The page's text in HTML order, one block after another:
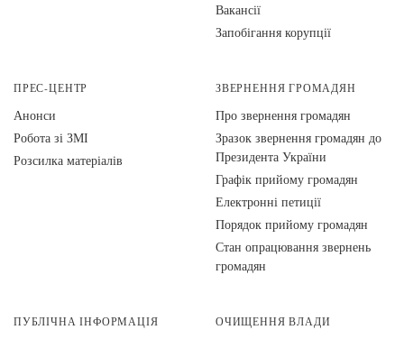
Вакансії
Запобігання корупції
ПРЕС-ЦЕНТР
Анонси
Робота зі ЗМІ
Розсилка матеріалів
ЗВЕРНЕННЯ ГРОМАДЯН
Про звернення громадян
Зразок звернення громадян до
Президента України
Графік прийому громадян
Електронні петиції
Порядок прийому громадян
Стан опрацювання звернень
громадян
ПУБЛІЧНА ІНФОРМАЦІЯ ОЧИЩЕННЯ ВЛАДИ